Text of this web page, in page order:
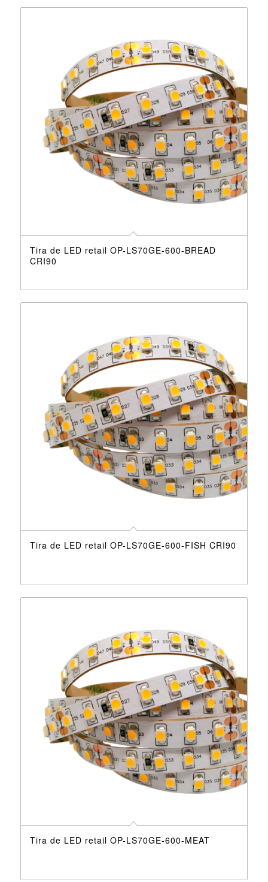
Tira de LED retail OP-LS70GE-600-BREAD
CRI90
Tira de LED retail OP-LS70GE-600-FISH CRI90
Tira de LED retail OP-LS70GE-600-MEAT